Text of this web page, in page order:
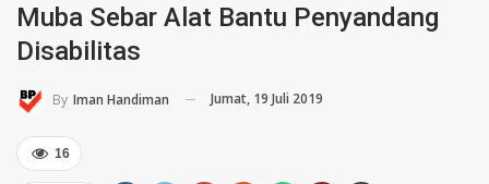
Muba Sebar Alat Bantu Penyandang
Disabilitas
By Iman Handiman Jumat, 19 Juli 2019
16